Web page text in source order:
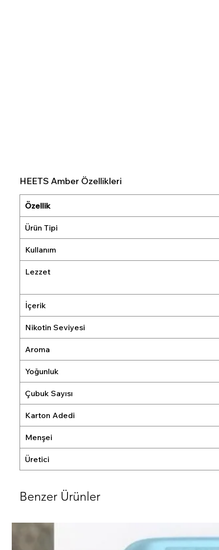
HEETS Amber Özellikleri
Özellik
Ürün Tipi
Kullanım
Lezzet
İçerik
Nikotin Seviyesi
Aroma
Yoğunluk
Çubuk Sayısı
Karton Adedi
Menşei
Üretici
Benzer Ürünler